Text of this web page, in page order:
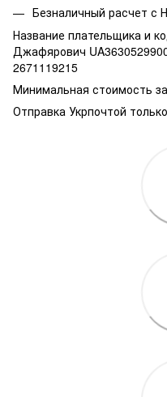
Безналичный расчет с
Название плательщика и
Джафярович
2671119215
Минимальная стоимость
Отправка Укрпочтой